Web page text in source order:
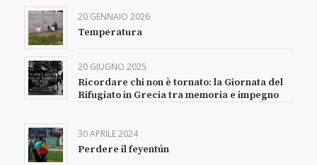
20 GENNAIO 2026
Temperatura
20 GIUGNO 2025
Ricordare chi non è tornato: la Giornata del
Rifugiato in Grecia tra memoria e impegno
30 APRILE 2024
Perdere il feyentún